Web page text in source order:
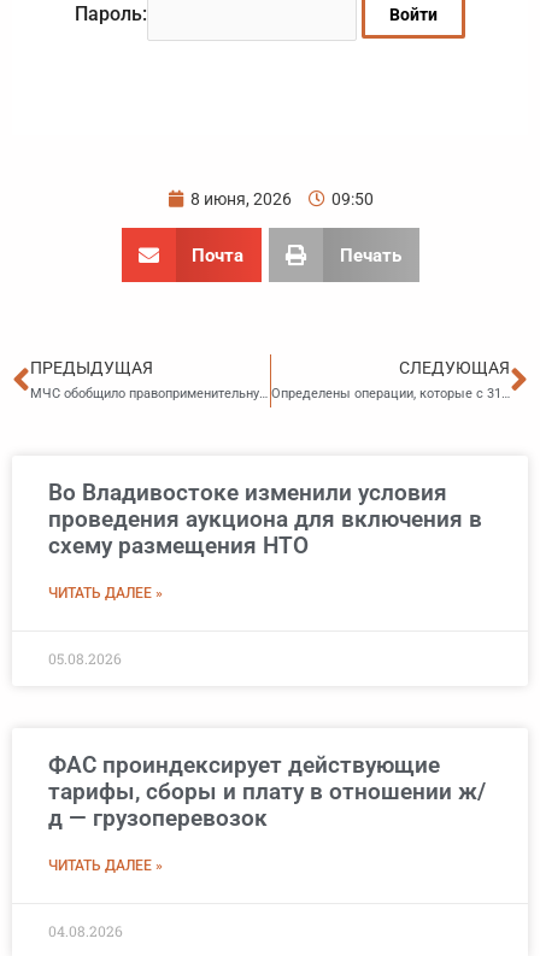
Пароль:
8 июня, 2026 09:50
Почта Печать
Пред
ПРЕДЫДУЩАЯ
МЧС обобщило правоприменительную практику за прошлый год
СЛЕДУЮЩАЯ
Определены операции, которые с 31 мая подлежат обязательному контролю со стороны лизинговых компаний
Во Владивостоке изменили условия
проведения аукциона для включения в
схему размещения НТО
ЧИТАТЬ ДАЛЕЕ »
05.08.2026
ФАС проиндексирует действующие
тарифы, сборы и плату в отношении ж/
д — грузоперевозок
ЧИТАТЬ ДАЛЕЕ »
04.08.2026